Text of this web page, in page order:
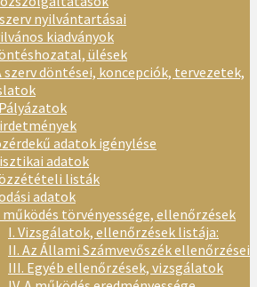
szerv nyilvántartásai
kiadványok
ülések
szerv döntései, koncepciók, tervezetek,
adatok igénylése
adatok
listák
adatok
működés törvényessége, ellenőrzések
I. Vizsgálatok, ellenőrzések listája:
II. Az Állami Számvevőszék ellenőrzései
III. Egyéb ellenőrzések, vizsgálatok